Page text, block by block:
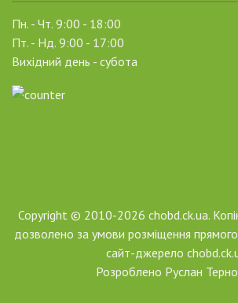
Пн. - Чт. 9:00 - 18:00
Пт. - Нд. 9:00 - 17:00
Вихідний день - субота
Copyright © 2010-2026 chobd.ck.ua.
дозволено за умови розміщення прямого
сайт-джерело
Розроблено Руслан